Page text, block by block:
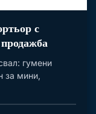
с
гумени
за мини,